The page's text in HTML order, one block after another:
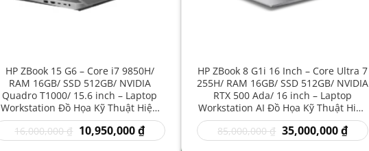
HP ZBook 15 G6 – Core i7 9850H/
RAM 16GB/ SSD 512GB/ NVIDIA
Quadro T1000/ 15.6 inch – Laptop
Workstation Đồ Họa Kỹ Thuật Hiệu
Năng Cao
16,000,000₫ Giá
gốc
10,950,000₫Giá
hiện
HP ZBook 8 G1i 16 Inch – Core Ultra 7
255H/ RAM 16GB/ SSD 512GB/ NVIDIA
RTX 500 Ada/ 16 inch – Laptop
Workstation AI Đồ Họa Kỹ Thuật Hiệu
Năng Cao
85,000,000₫ Giá
gốc
35,000,000₫Giá
hiện